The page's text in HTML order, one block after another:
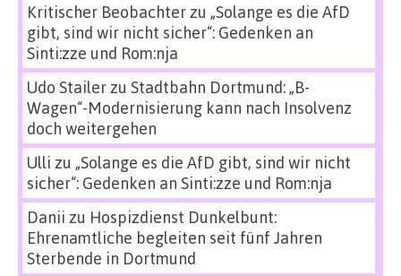
Kritischer Beobachterzu „Solange es die AfD
gibt, sind wir nicht sicher“: Gedenken an
Sinti:zze und Rom:nja
Udo Stailerzu Stadtbahn Dortmund: „B-
Wagen“-Modernisierung kann nach Insolvenz
doch weitergehen
Ulli zu „Solange es die AfD gibt, sind wir nicht
sicher“: Gedenken an Sinti:zze und Rom:nja
Danii zu Hospizdienst Dunkelbunt:
Ehrenamtliche begleiten seit fünf Jahren
Sterbende in Dortmund